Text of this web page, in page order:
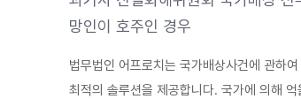
망인이 호주인 경우
법무법인 어프로치는 국가배상사건에 관하
최적의 솔루션을 제공합니다. 국가에 의해 억